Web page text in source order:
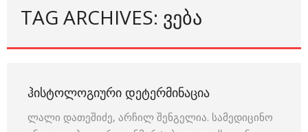
TAG ARCHIVES: ᲕᲔᲑᲐ
ᲰᲘᲡᲢᲝᲚᲝᲒᲘᲣᲠᲘ ᲓᲔᲢᲔᲠᲛᲘᲜᲐᲪᲘᲐ
ლალი დათეშიძე, არჩილ შენგელია. სამედიცინო